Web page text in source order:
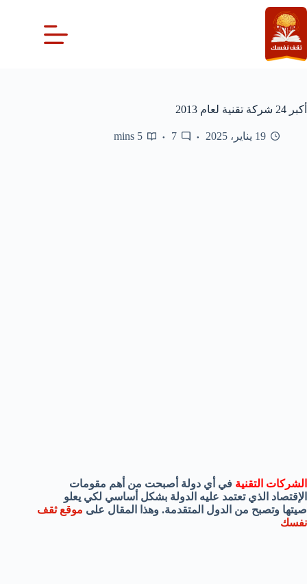
التجاوز
إلى
المحتوى
أكبر 24 شركة تقنية لعام 2013
19 يناير، 2025 7
5 mins
الشركات التقنية في أي دولة أصبحت من أهم مقومات
الإقتصاد الذي تعتمد عليه الدولة بشكل أساسي لكي يعلو
صيتها وتصبح من الدول المتقدمة. وهذا المقال على موقع ثقف
نفسك